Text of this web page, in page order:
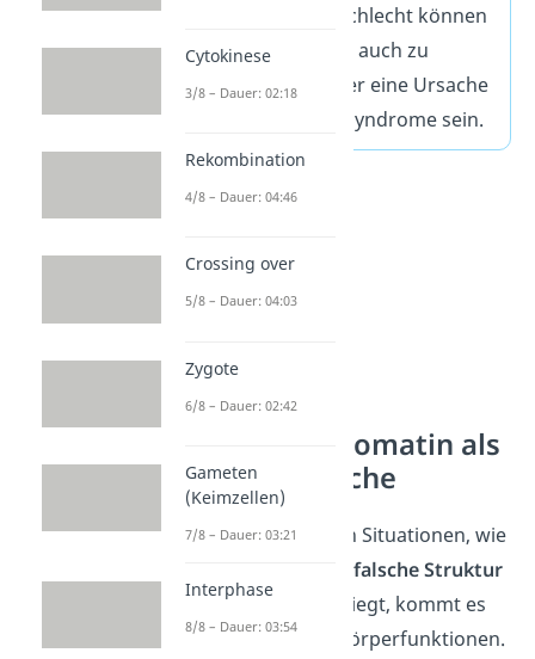
biologischem Geschlecht können
sowohl zu viele als auch zu
wenige Barr-Körper eine Ursache
für verschiedene Syndrome sein.
Fehler im Chromatin als
Problemursache
Wenn in bestimmten Situationen, wie
einefalsche Struktur
des Chromatins vorliegt, kommt es
zuProblemender Körperfunktionen.
Cytokinese
3/8 – Dauer: 02:18
Rekombination
4/8 – Dauer: 04:46
Crossing over
5/8 – Dauer: 04:03
Zygote
6/8 – Dauer: 02:42
Gameten
(Keimzellen)
7/8 – Dauer: 03:21
Interphase
8/8 – Dauer: 03:54